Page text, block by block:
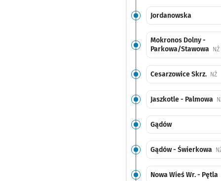
Jordanowska
Mokronos Dolny -
Parkowa/Stawowa
NŻ
Cesarzowice Skrz. NŻ
Jaszkotle - Palmowa
Gądów
Gądów - Świerkowa
Nowa Wieś Wr. - Pętla